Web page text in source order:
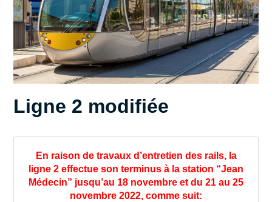
Ligne 2 modifiée
En raison de travaux d’entretien des rails, la
ligne 2 effectue son terminus à la station “Jean
Médecin” jusqu’au 18 novembre et du 21 au 25
novembre 2022, comme suit: